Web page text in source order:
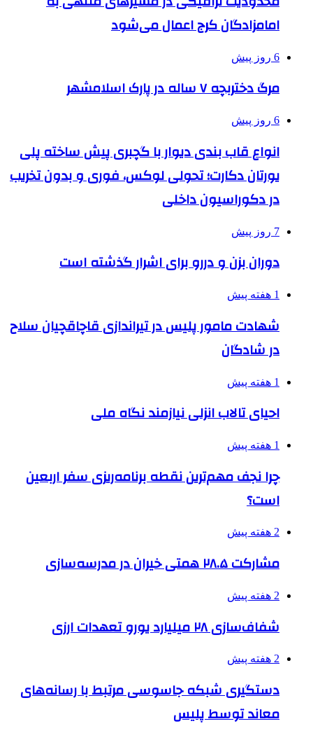
امامزادگان کرج اعمال می‌شود
6 روز پیش
مرگ دختربچه ۷ ساله در پارک اسلامشهر
6 روز پیش
انواع قاب بندی دیوار با گچبری پیش ساخته پلی
یورتان دکارت؛ تحولی لوکس، فوری و بدون تخریب
در دکوراسیون داخلی
7 روز پیش
دوران بزن و دررو برای اشرار گذشته است
1 هفته پیش
شهادت مامور پلیس در تیراندازی قاچاقچیان سلاح
در شادگان
1 هفته پیش
احیای تالاب انزلی نیازمند نگاه ملی
1 هفته پیش
چرا نجف مهم‌ترین نقطه برنامه‌ریزی سفر اربعین
است؟
2 هفته پیش
مشارکت ۲۸.۵ همتی خیران در مدرسه‌سازی
2 هفته پیش
شفاف‌سازی ۲۸ میلیارد یورو تعهدات ارزی
2 هفته پیش
دستگیری شبکه جاسوسی مرتبط با رسانه‌های
معاند توسط پلیس